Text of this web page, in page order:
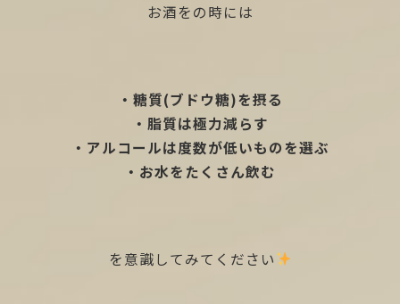
お酒をの時には
・糖質(ブドウ糖)を摂る
・脂質は極力減らす
・アルコールは度数が低いものを選ぶ
・お水をたくさん飲む
を意識してみてください